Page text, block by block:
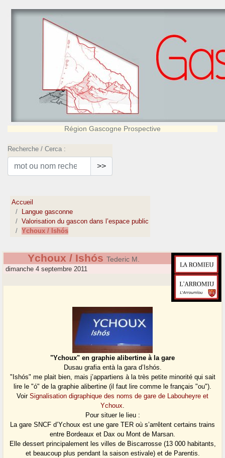
Région Gascogne Prospective
Recherche / Cerca :
>>
Accueil
Langue gasconne
Valorisation du gascon dans l’espace public
Ychoux / Ishós
Ychoux / Ishós Tederic M.
dimanche 4 septembre 2011
"Ychoux" en graphie alibertine à la gare
Dusau grafia entà la gara d’Ishós.
"Ishós" me plait bien, mais j’appartiens à la très petite minorité qui sait
lire le "ó" de la graphie alibertine (il faut lire comme le français "ou").
Voir Signalisation digraphique des noms de gare de Labouheyre et
Ychoux.
Pour situer le lieu :
La gare SNCF d’Ychoux est une gare TER où s’arrêtent certains trains
entre Bordeaux et Dax ou Mont de Marsan.
Elle dessert principalement les villes de Biscarrosse (13 000 habitants,
et beaucoup plus pendant la saison estivale) et de Parentis.